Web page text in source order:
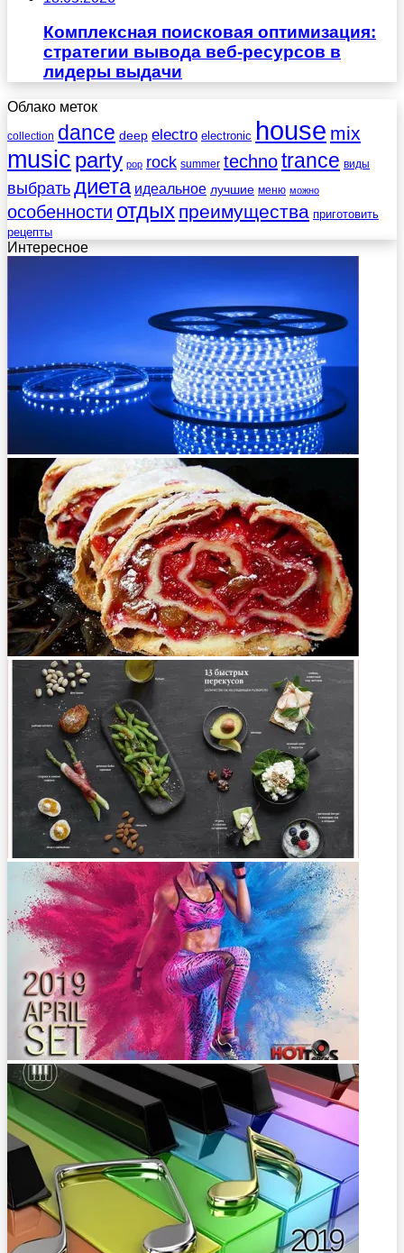
Комплексная поисковая оптимизация:
стратегии вывода веб-ресурсов в
лидеры выдачи
Облако меток
collection dance deep electro electronic house mix
music party pop rock summer technotrance виды
выбратьдиета идеальное лучшие меню можно
особенности отдых преимущества приготовить
рецепты
Интересное